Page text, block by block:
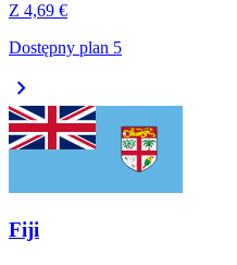
Z 4,69 €
Dostępny plan 5
chevron_right
Fiji